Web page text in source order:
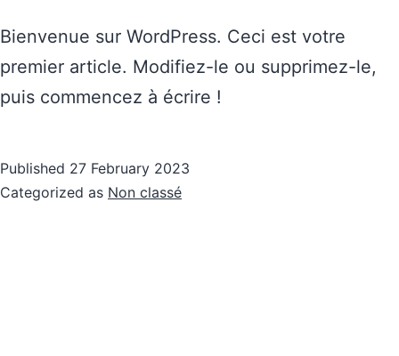
Bienvenue sur WordPress. Ceci est votre
premier article. Modifiez-le ou supprimez-le,
puis commencez à écrire !
Published 27 February 2023
Categorized as Non classé